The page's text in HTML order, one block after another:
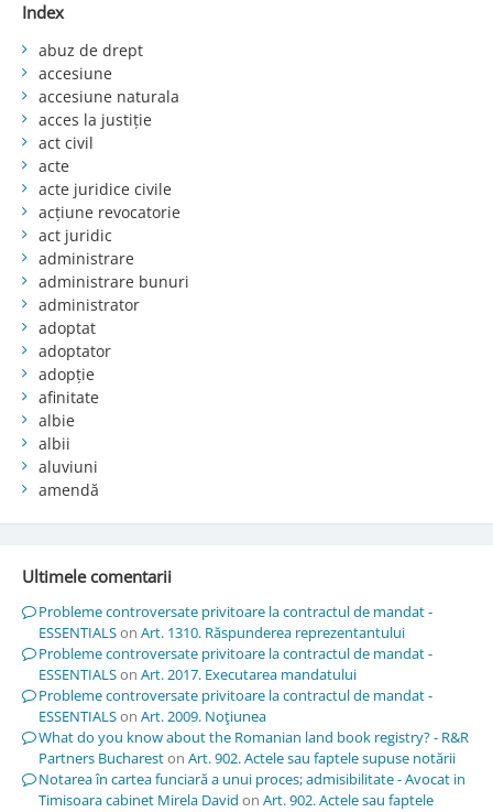
Index
abuz de drept
accesiune
accesiune naturala
acces la justiție
act civil
acte
acte juridice civile
acțiune revocatorie
act juridic
administrare
administrare bunuri
administrator
adoptat
adoptator
adopție
afinitate
albie
albii
aluviuni
amendă
Ultimele comentarii
Probleme controversate privitoare la contractul de mandat -
ESSENTIALSon Art. 1310. Răspunderea reprezentantului
Probleme controversate privitoare la contractul de mandat -
ESSENTIALSon Art. 2017. Executarea mandatului
Probleme controversate privitoare la contractul de mandat -
ESSENTIALSon Art. 2009. Noţiunea
What do you know about the Romanian land book registry? - R&R
Partners Buchareston Art. 902. Actele sau faptele supuse notării
Notarea în cartea funciară a unui proces; admisibilitate - Avocat in
Timisoara cabinet Mirela David on Art. 902. Actele sau faptele